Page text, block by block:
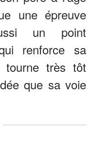
une épreuve
un point
renforce sa
tourne très tôt
que sa voie